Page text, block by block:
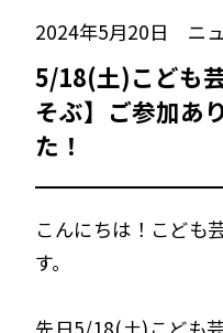
2024年5月20日 ニ
5/18(土)こども
そぶ】ご参加あ
た！
こんにちは！こども
す。